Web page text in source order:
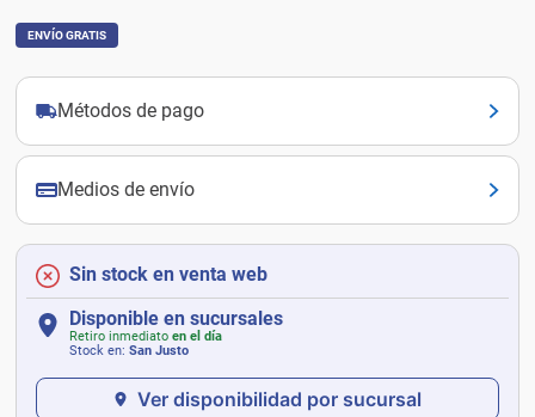
ENVÍO GRATIS
Métodos de pago
Medios de envío
Sin stock en venta web
Disponible en sucursales
Retiro inmediato en el día
Stock en: San Justo
Ver disponibilidad por sucursal